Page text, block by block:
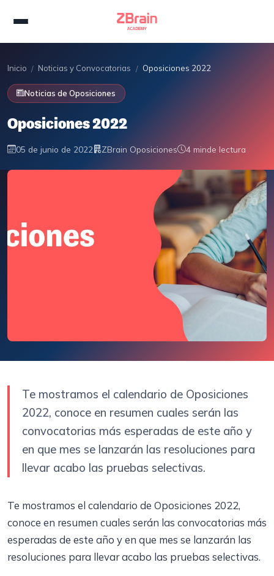
Inicio / Noticias y Convocatorias / Oposiciones 2022
Noticias de Oposiciones
Oposiciones 2022
05 de junio de 2022 ZBrain Oposiciones 4 minde lectura
Te mostramos el calendario de Oposiciones
2022, conoce en resumen cuales serán las
convocatorias más esperadas de este año y
en que mes se lanzarán las resoluciones para
llevar acabo las pruebas selectivas.
Te mostramos el calendario de Oposiciones 2022,
conoce en resumen cuales serán las convocatorias más
esperadas de este año y en que mes se lanzarán las
resoluciones para llevar acabo las pruebas selectivas.